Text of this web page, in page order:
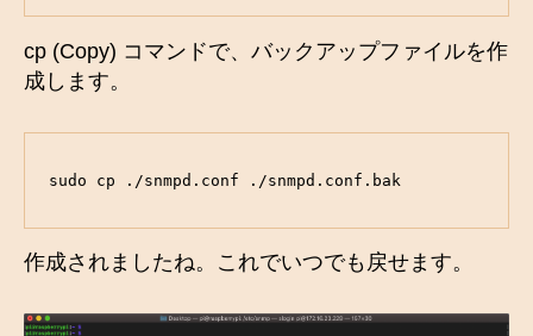
cp (Copy) コマンドで、バックアップファイルを作
成します。
sudo cp ./snmpd.conf ./snmpd.conf.bak
作成されましたね。これでいつでも戻せます。